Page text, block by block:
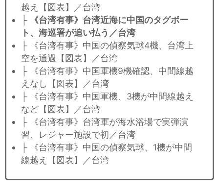
越え【図表】／台湾
├
《台湾有事》台湾近海に中国のタグボー
ト、海巡署が追い払う／台湾
├ 《台湾有事》中国の偵察気球4機、台湾上
空を通過【図表】／台湾
├ 《台湾有事》中国軍機9機確認、中間線越
えなし【図表】／台湾
├ 《台湾有事》中国軍機、3機が中間線越え
など【図表】／台湾
├ 《台湾有事》台湾軍が海水浴場で実弾演
習、レジャー施設で初／台湾
├ 《台湾有事》中国の偵察気球、1機が中間
線越え【図表】／台湾